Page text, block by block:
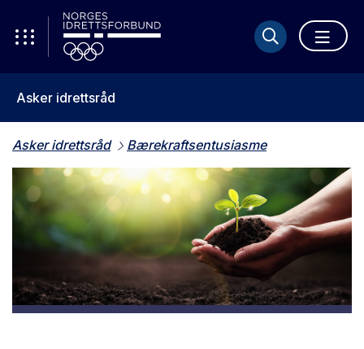
Asker idrettsråd
Asker idrettsråd Bærekraftsentusiasme